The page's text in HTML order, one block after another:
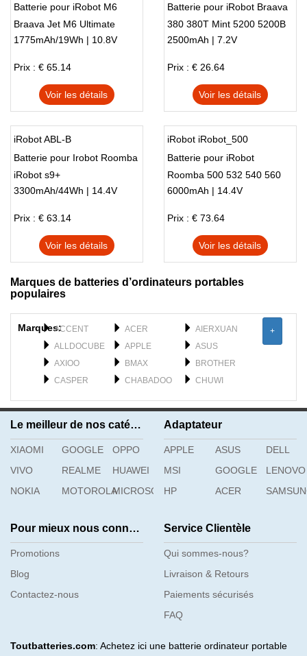
Batterie pour iRobot M6
Braava Jet M6 Ultimate
Robot Mop 3INR 19/65
1775mAh/19Wh | 10.8V
Prix : € 65.14
Voir les détails
Batterie pour iRobot Braava
380 380T Mint 5200 5200B
5200C Floor Mopping
2500mAh | 7.2V
Prix : € 26.64
Voir les détails
iRobot ABL-B
Batterie pour Irobot Roomba
iRobot s9+
3300mAh/44Wh | 14.4V
Prix : € 63.14
Voir les détails
iRobot iRobot_500
Batterie pour iRobot
Roomba 500 532 540 560
562 564 570 580 760 770
6000mAh | 14.4V
Prix : € 73.64
Voir les détails
Marques de batteries d’ordinateurs portables
populaires
Marques:ACCENT ACER
AIERXUAN
ALLDOCUBE
APPLE
ASUS
AXIOO
BMAX
BROTHER
CASPER
CHABADOO
CHUWI
GETAC
GFL
GIGABYTE
H3C
HAIER
HASEE
+
Le meilleur de nos catégories
XIAOMI GOOGLE
OPPO
VIVO
REALME
HUAWEI
NOKIA
MOTOROLAMICROSOFT
Adaptateur
APPLE ASUS
DELL
MSI
GOOGLE
LENOVO
HP
ACER
Pour mieux nous connaître
Promotions
Blog
Contactez-nous
Service Clientèle
Qui sommes-nous?
Livraison & Retours
Paiements sécurisés
FAQ
Toutbatteries.com: Achetez ici une batterie ordinateur portable